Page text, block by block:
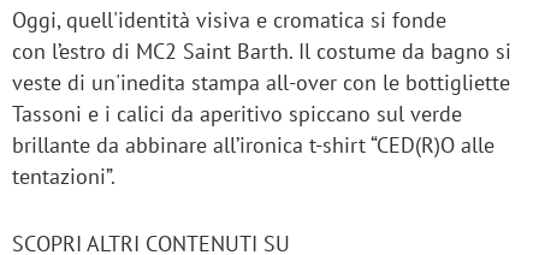
Oggi, quell'identità visiva e cromatica si fonde
con l’estro di MC2 Saint Barth. Il costume da bagno si
veste di un'inedita stampa all-over con le bottigliette
Tassoni e i calici da aperitivo spiccano sul verde
brillante da abbinare all’ironica t-shirt “CED(R)O alle
tentazioni”.
SCOPRI ALTRI CONTENUTI SU